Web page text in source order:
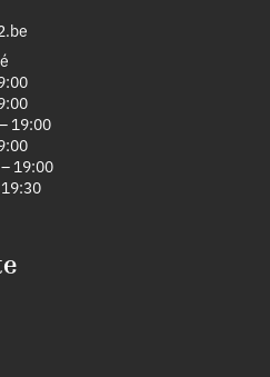
19:00
19:00